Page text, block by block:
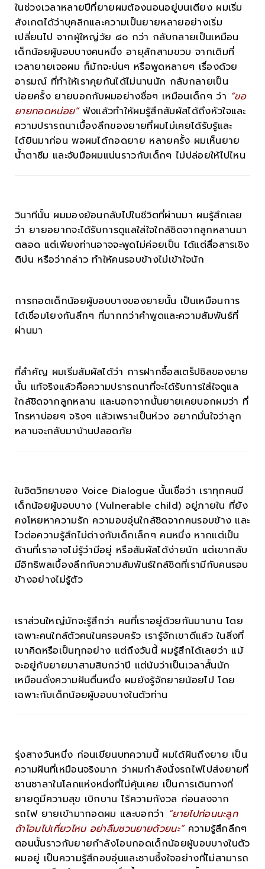
ในช่วงเวลาหลายปีที่ยายผมต้องนอนอยู่บนเตียง ผมเริ่ม
สังเกตได้ว่าบุคลิกและความเป็นยายหลายอย่างเริ่ม
เปลี่ยนไป จากผู้ใหญ่วัย ๘๐ กว่า กลับกลายเป็นเหมือน
เด็กน้อยผู้บอบบางคนหนึ่ง อายุสักสามขวบ จากเดิมที่
เวลายายเจอผม ก็มักจะบ่นๆ หรือพูดหลายๆ เรื่องด้วย
อารมณ์ ที่ทำให้เราคุยกันได้ไม่นานนัก กลับกลายเป็น
บ่อยครั้ง ยายบอกกับผมอย่างซื่อๆ เหมือนเด็กๆ ว่า “ขอ
ยายกอดหน่อย” ฟังแล้วทำให้ผมรู้สึกสัมผัสได้ถึงหัวใจและ
ความปรารถนาเบื้องลึกของยายที่ผมไม่เคยได้รับรู้และ
ได้ยินมาก่อน พอผมได้กอดยาย หลายครั้ง ผมเห็นยาย
น้ำตาซึม และจับมือผมแน่นราวกับเด็กๆ ไม่ปล่อยให้ไปไหน
วินาทีนั้น ผมมองย้อนกลับไปในชีวิตที่ผ่านมา ผมรู้สึกเลย
ว่า ยายอยากจะได้รับการดูแลใส่ใจใกล้ชิดจากลูกหลานมา
ตลอด แต่เพียงท่านอาจจะพูดไม่ค่อยเป็น ได้แต่สื่อสารเชิง
ติบ่น หรือว่ากล่าว ทำให้คนรอบข้างไม่เข้าใจนัก
การกอดเด็กน้อยผู้บอบบางของยายนั้น เป็นเหมือนการ
ได้เชื่อมโยงกันลึกๆ ที่มากกว่าคำพูดและความสัมพันธ์ที่
ผ่านมา
ที่สำคัญ ผมเริ่มสัมผัสได้ว่า การฝากซื้อสเตร็ปซิลของยาย
นั้น แท้จริงแล้วคือความปรารถนาที่จะได้รับการใส่ใจดูแล
ใกล้ชิดจากลูกหลาน และนอกจากนั้นยายเคยบอกผมว่า ที่
โทรหาบ่อยๆ จริงๆ แล้วเพราะเป็นห่วง อยากมั่นใจว่าลูก
หลานจะกลับมาบ้านปลอดภัย
ในจิตวิทยาของ Voice Dialogue นั้นเชื่อว่า เราทุกคนมี
เด็กน้อยผู้บอบบาง (Vulnerable child) อยู่ภายใน ที่ยัง
คงโหยหาความรัก ความอบอุ่นใกล้ชิดจากคนรอบข้าง และ
ไวต่อความรู้สึกไม่ต่างกับเด็กเล็กๆ คนหนึ่ง หากแต่เป็น
ด้านที่เราอาจไม่รู้ว่ามีอยู่ หรือสัมผัสได้ง่ายนัก แต่เขากลับ
มีอิทธิพลเบื้องลึกกับความสัมพันธ์ใกล้ชิดที่เรามีกับคนรอบ
ข้างอย่างไม่รู้ตัว
เราส่วนใหญ่มักจะรู้สึกว่า คนที่เราอยู่ด้วยกันมานาน โดย
เฉพาะคนใกล้ตัวคนในครอบครัว เรารู้จักเขาดีแล้ว ในสิ่งที่
เขาคิดหรือเป็นทุกอย่าง แต่ถึงวันนี้ ผมรู้สึกได้เลยว่า แม้
จะอยู่กับยายมาสามสิบกว่าปี แต่นับว่าเป็นเวลาสั้นนัก
เหมือนดั่งความฝันตื่นหนึ่ง ผมยังรู้จักยายน้อยไป โดย
เฉพาะกับเด็กน้อยผู้บอบบางในตัวท่าน
รุ่งสางวันหนึ่ง ก่อนเขียนบทความนี้ ผมได้ฝันถึงยาย เป็น
ความฝันที่เหมือนจริงมาก ว่าผมกำลังนั่งรถไฟไปส่งยายที่
ชานชาลาในโลกแห่งหนึ่งที่ไม่คุ้นเคย เป็นการเดินทางที่
ยายดูมีความสุข เบิกบาน ไร้ความกังวล ก่อนลงจาก
รถไฟ ยายเข้ามากอดผม และบอกว่า “ยายไปก่อนนะลูก
ถ้าโอมไปเที่ยวไหน อย่าลืมชวนยายด้วยนะ”ความรู้สึกลึกๆ
ตอนนั้นราวกับยายกำลังโอบกอดเด็กน้อยผู้บอบบางในตัว
ผมอยู่ เป็นความรู้สึกอบอุ่นและซาบซึ้งใจอย่างที่ไม่สามารถ